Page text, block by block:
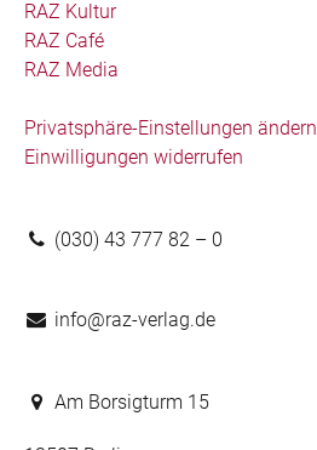
RAZ Kultur
RAZ Café
RAZ Media
Privatsphäre-Einstellungen ändern
Einwilligungen widerrufen
(030) 43 777 82 – 0
info@raz-verlag.de
Am Borsigturm 15